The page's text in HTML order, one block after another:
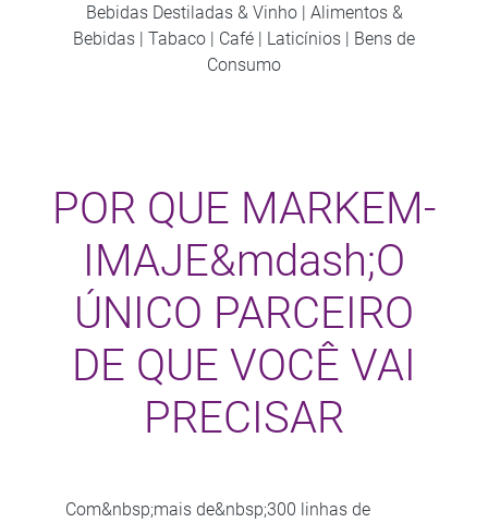
Bebidas Destiladas & Vinho | Alimentos &
Bebidas | Tabaco | Café | Laticínios | Bens de
Consumo
POR QUE MARKEM-
IMAJE&mdash;O
ÚNICO PARCEIRO
DE QUE VOCÊ VAI
PRECISAR
Com&nbsp;mais de&nbsp;300 linhas de